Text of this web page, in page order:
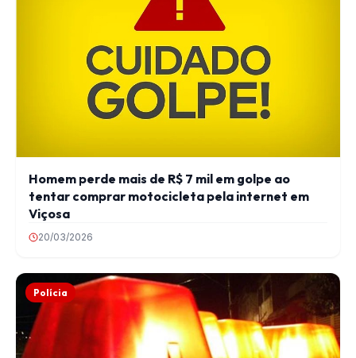
Homem perde mais de R$ 7 mil em golpe ao
tentar comprar motocicleta pela internet em
Viçosa
20/03/2026
Polícia